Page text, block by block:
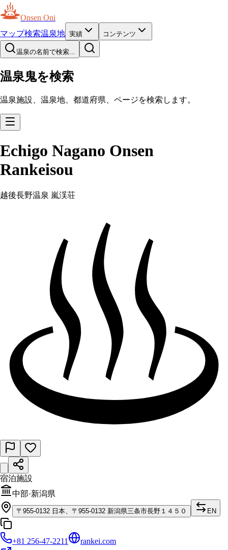
Onsen Oni
マップ検索温泉地 実績 コンテンツ
温泉の名前で検索...
温泉鬼を検索
温泉施設、温泉地、都道府県、ページを検索します。
Echigo Nagano Onsen
Rankeisou
越後長野温泉 嵐渓荘
宿泊施設
中部·新潟県
〒 955-0132 日本、〒955-0132 新潟県三条市長野１４５０ EN
+81 256-47-2211
rankei.com